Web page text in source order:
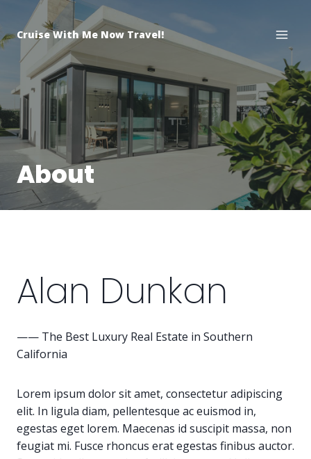
content
Cruise With Me Now Travel!
About
Alan Dunkan
—— The Best Luxury Real Estate in Southern
California
Lorem ipsum dolor sit amet, consectetur adipiscing
elit. In ligula diam, pellentesque ac euismod in,
egestas eget lorem. Maecenas id suscipit massa, non
feugiat mi. Fusce rhoncus erat egestas finibus auctor.